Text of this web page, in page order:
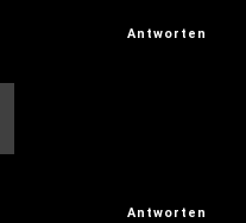
Antworten
Antworten